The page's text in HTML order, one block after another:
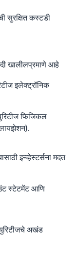
सुरक्षित कस्टडी
खालीलप्रमाणे आहे
इलेक्ट्रॉनिक
फिजिकल
इन्व्हेस्टर्सना मदत
स्टेटमेंट आणि
अखंड